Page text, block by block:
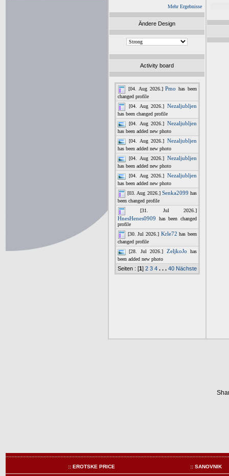
Mehr Ergebnisse
Ändere Design
Activity board
:: EROTSKE PRICE :: SANOVNIK